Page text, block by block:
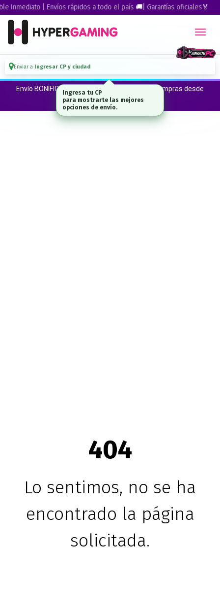
Inmediato | Envíos rápidos a todo el país 🚚| Garantías oficiales🏅
Enviar a Ingresar CP y ciudad
Envío BONIFICADO a CABA · GBA ·La Plata en compras desde
$300.000*
404
Lo sentimos, no se ha
encontrado la página
solicitada.
Ingresa tu CP
para mostrarte las mejores
opciones de envío.